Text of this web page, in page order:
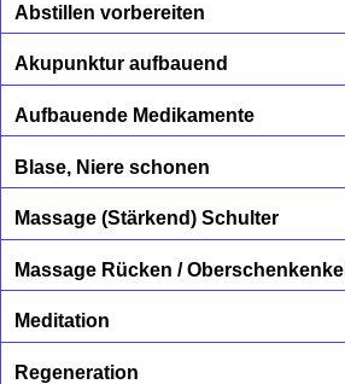
Abstillen vorbereiten
Akupunktur aufbauend
Aufbauende Medikamente
Blase, Niere schonen
Massage (Stärkend) Schulter
Massage Rücken / Oberschenkenkel
Meditation
Regeneration